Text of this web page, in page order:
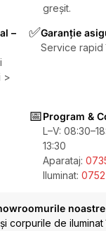
greșit.
–
>
✅Garanție
Service rapid
📅Program &
L–V:
13:30
Aparataj:
Iluminat:
corpurile de